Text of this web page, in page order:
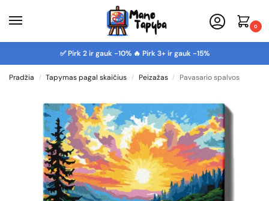
0
✅ Pirk 2 ir gauk -10% 🔥 Pirk 3+ ir gauk -15%
Pradžia / Tapymas pagal skaičius / Peizažas / Pavasario spalvos